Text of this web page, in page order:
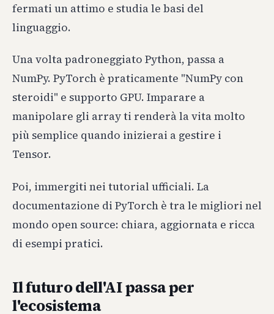
fermati un attimo e studia le basi del
linguaggio.
Una volta padroneggiato Python, passa a
NumPy. PyTorch è praticamente "NumPy con
steroidi" e supporto GPU. Imparare a
manipolare gli array ti renderà la vita molto
più semplice quando inizierai a gestire i
Tensor.
Poi, immergiti nei tutorial ufficiali. La
documentazione di PyTorch è tra le migliori nel
mondo open source: chiara, aggiornata e ricca
di esempi pratici.
Il futuro dell'AI passa per
l'ecosistema